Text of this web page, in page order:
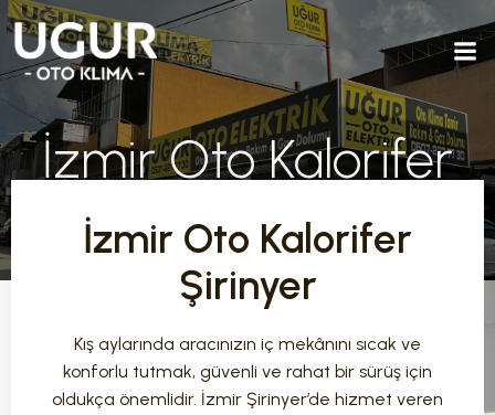
İzmir Oto Kalorifer
Şirinyer
İzmir Oto Kalorifer
Şirinyer
Kış aylarında aracınızın iç mekânını sıcak ve
konforlu tutmak, güvenli ve rahat bir sürüş için
oldukça önemlidir. İzmir Şirinyer’de hizmet veren